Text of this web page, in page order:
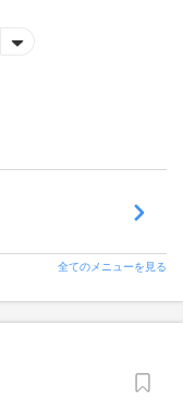
全てのメニューを見る